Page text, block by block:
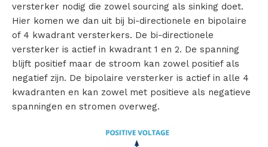
e
n
V
e
versterker nodig die zowel sourcing als sinking doet.
Hier komen we dan uit bij bi-directionele en bipolaire
of 4 kwadrant versterkers. De bi-directionele
versterker is actief in kwadrant 1 en 2. De spanning
blijft positief maar de stroom kan zowel positief als
negatief zijn. De bipolaire versterker is actief in alle 4
kwadranten en kan zowel met positieve als negatieve
spanningen en stromen overweg.